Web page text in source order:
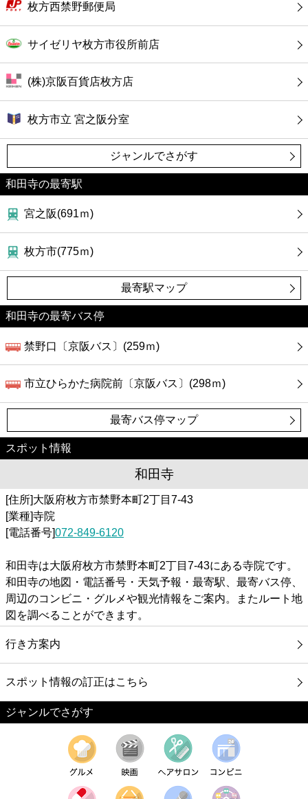
枚方西禁野郵便局
サイゼリヤ枚方市役所前店
(株)京阪百貨店枚方店
枚方市立 宮之阪分室
ジャンルでさがす
和田寺の最寄駅
宮之阪(691ｍ)
枚方市(775ｍ)
最寄駅マップ
和田寺の最寄バス停
禁野口〔京阪バス〕(259ｍ)
市立ひらかた病院前〔京阪バス〕(298ｍ)
最寄バス停マップ
スポット情報
和田寺
[住所]大阪府枚方市禁野本町2丁目7-43
[業種]寺院
[電話番号]072-849-6120
和田寺は大阪府枚方市禁野本町2丁目7-43にある寺院です。
和田寺の地図・電話番号・天気予報・最寄駅、最寄バス停、
周辺のコンビニ・グルメや観光情報をご案内。またルート地
図を調べることができます。
行き方案内
スポット情報の訂正はこちら
ジャンルでさがす